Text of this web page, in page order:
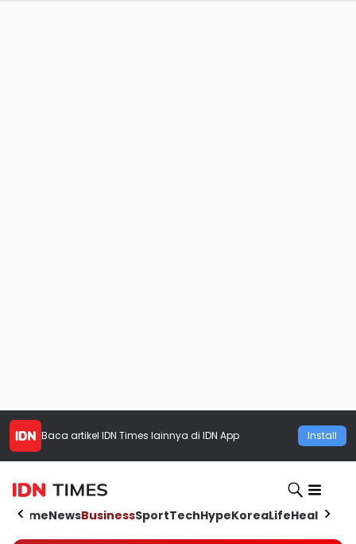
Baca artikel IDN Times lainnya di IDN App Install
HomeNewsBusinessSportTechHypeKoreaLifeHealth